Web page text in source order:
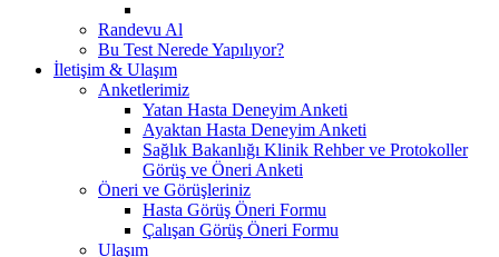
Randevu Al
Bu Test Nerede Yapılıyor?
İletişim & Ulaşım
Anketlerimiz
Yatan Hasta Deneyim Anketi
Ayaktan Hasta Deneyim Anketi
Sağlık Bakanlığı Klinik Rehber ve Protokoller
Görüş ve Öneri Anketi
Öneri ve Görüşleriniz
Hasta Görüş Öneri Formu
Çalışan Görüş Öneri Formu
Ulaşım